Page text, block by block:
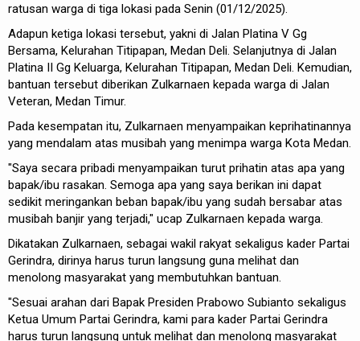
ratusan warga di tiga lokasi pada Senin (01/12/2025).
Adapun ketiga lokasi tersebut, yakni di Jalan Platina V Gg
Bersama, Kelurahan Titipapan, Medan Deli. Selanjutnya di Jalan
Platina II Gg Keluarga, Kelurahan Titipapan, Medan Deli. Kemudian,
bantuan tersebut diberikan Zulkarnaen kepada warga di Jalan
Veteran, Medan Timur.
Pada kesempatan itu, Zulkarnaen menyampaikan keprihatinannya
yang mendalam atas musibah yang menimpa warga Kota Medan.
"Saya secara pribadi menyampaikan turut prihatin atas apa yang
bapak/ibu rasakan. Semoga apa yang saya berikan ini dapat
sedikit meringankan beban bapak/ibu yang sudah bersabar atas
musibah banjir yang terjadi," ucap Zulkarnaen kepada warga.
Dikatakan Zulkarnaen, sebagai wakil rakyat sekaligus kader Partai
Gerindra, dirinya harus turun langsung guna melihat dan
menolong masyarakat yang membutuhkan bantuan.
"Sesuai arahan dari Bapak Presiden Prabowo Subianto sekaligus
Ketua Umum Partai Gerindra, kami para kader Partai Gerindra
harus turun langsung untuk melihat dan menolong masyarakat